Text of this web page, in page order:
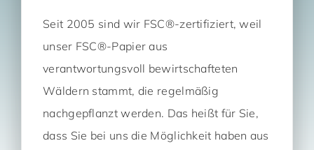
Seit 2005 sind wir FSC®-zertifiziert, weil
unser FSC®-Papier aus
verantwortungsvoll bewirtschafteten
Wäldern stammt, die regelmäßig
nachgepflanzt werden. Das heißt für Sie,
dass Sie bei uns die Möglichkeit haben aus